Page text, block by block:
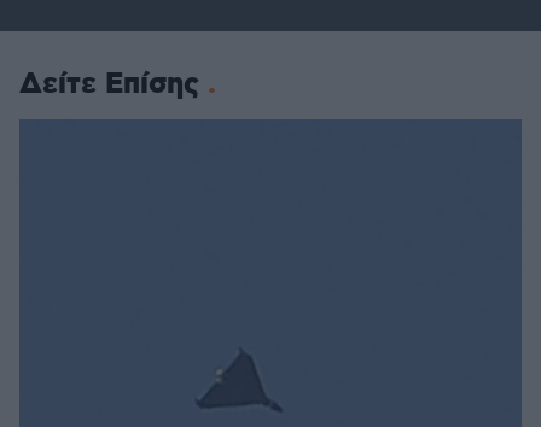
Δείτε Επίσης